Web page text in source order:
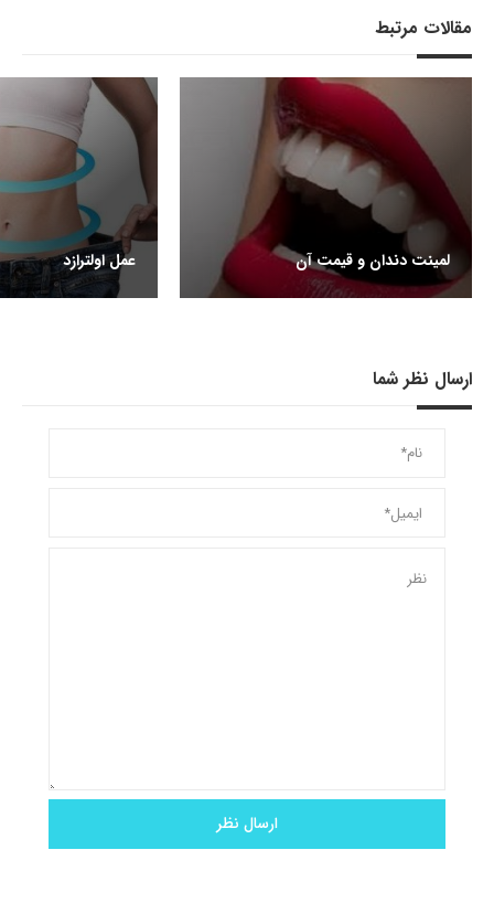
مقالات مرتبط
لمینت دندان و قیمت آن عمل اولترازد
ارسال نظر شما